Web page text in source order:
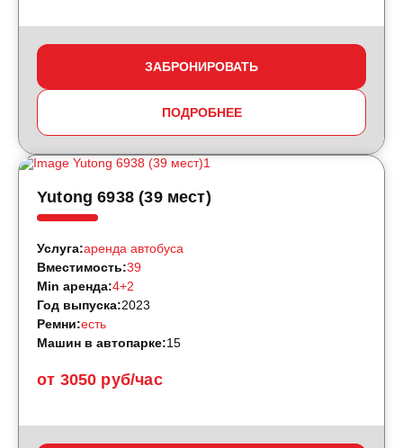
ЗАБРОНИРОВАТЬ
ПОДРОБНЕЕ
Yutong 6938 (39 мест)
от 3050 руб/час
Услуга:аренда автобуса
Вместимость:39
Min аренда:4+2
Год выпуска:2023
Ремни:есть
Машин в автопарке:15